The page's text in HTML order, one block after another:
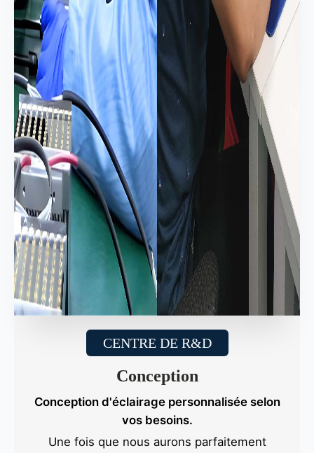
CENTRE DE R&D
Conception
Conception d'éclairage personnalisée selon
vos besoins.
Une fois que nous aurons parfaitement